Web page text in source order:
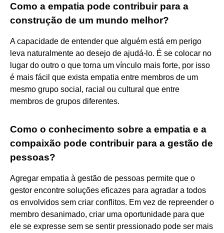
Como a empatia pode contribuir para a
construção de um mundo melhor?
A capacidade de entender que alguém está em perigo
leva naturalmente ao desejo de ajudá-lo. É se colocar no
lugar do outro o que torna um vínculo mais forte, por isso
é mais fácil que exista empatia entre membros de um
mesmo grupo social, racial ou cultural que entre
membros de grupos diferentes.
Como o conhecimento sobre a empatia e a
compaixão pode contribuir para a gestão de
pessoas?
Agregar empatia à gestão de pessoas permite que o
gestor encontre soluções eficazes para agradar a todos
os envolvidos sem criar conflitos. Em vez de repreender o
membro desanimado, criar uma oportunidade para que
ele se expresse sem se sentir pressionado pode ser mais